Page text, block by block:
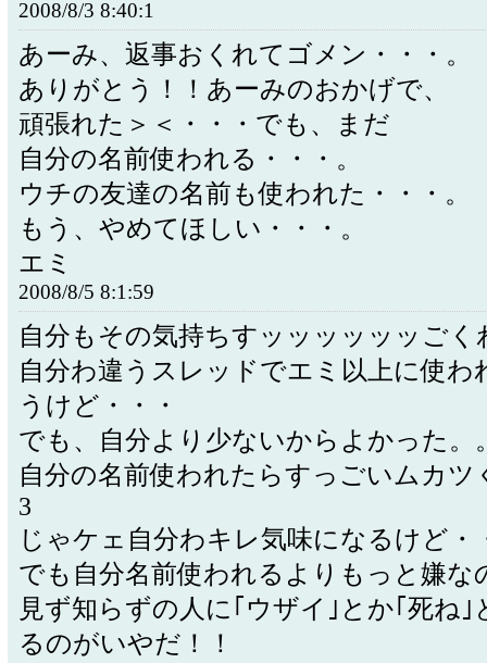
2008/8/3 8:40:1
あーみ、返事おくれてゴメン・・・。
ありがとう！！あーみのおかげで、
頑張れた＞＜・・・でも、まだ
自分の名前使われる・・・。
ウチの友達の名前も使われた・・・。
もう、やめてほしい・・・。
エミ
2008/8/5 8:1:59
自分もその気持ちすッッッッッッごく
自分わ違うスレッドでエミ以上に使わ
うけど・・・
でも、自分より少ないからよかった。
自分の名前使われたらすっごいムカツ
3
じゃケェ自分わキレ気味になるけど・
でも自分名前使われるよりもっと嫌な
見ず知らずの人に｢ウザイ｣とか｢死ね｣
るのがいやだ！！